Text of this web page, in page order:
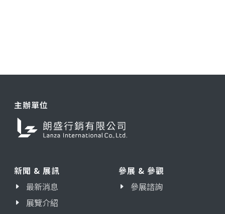
主辦單位
新聞 & 展訊
最新消息
展覽介紹
參展 & 參觀
參展諮詢